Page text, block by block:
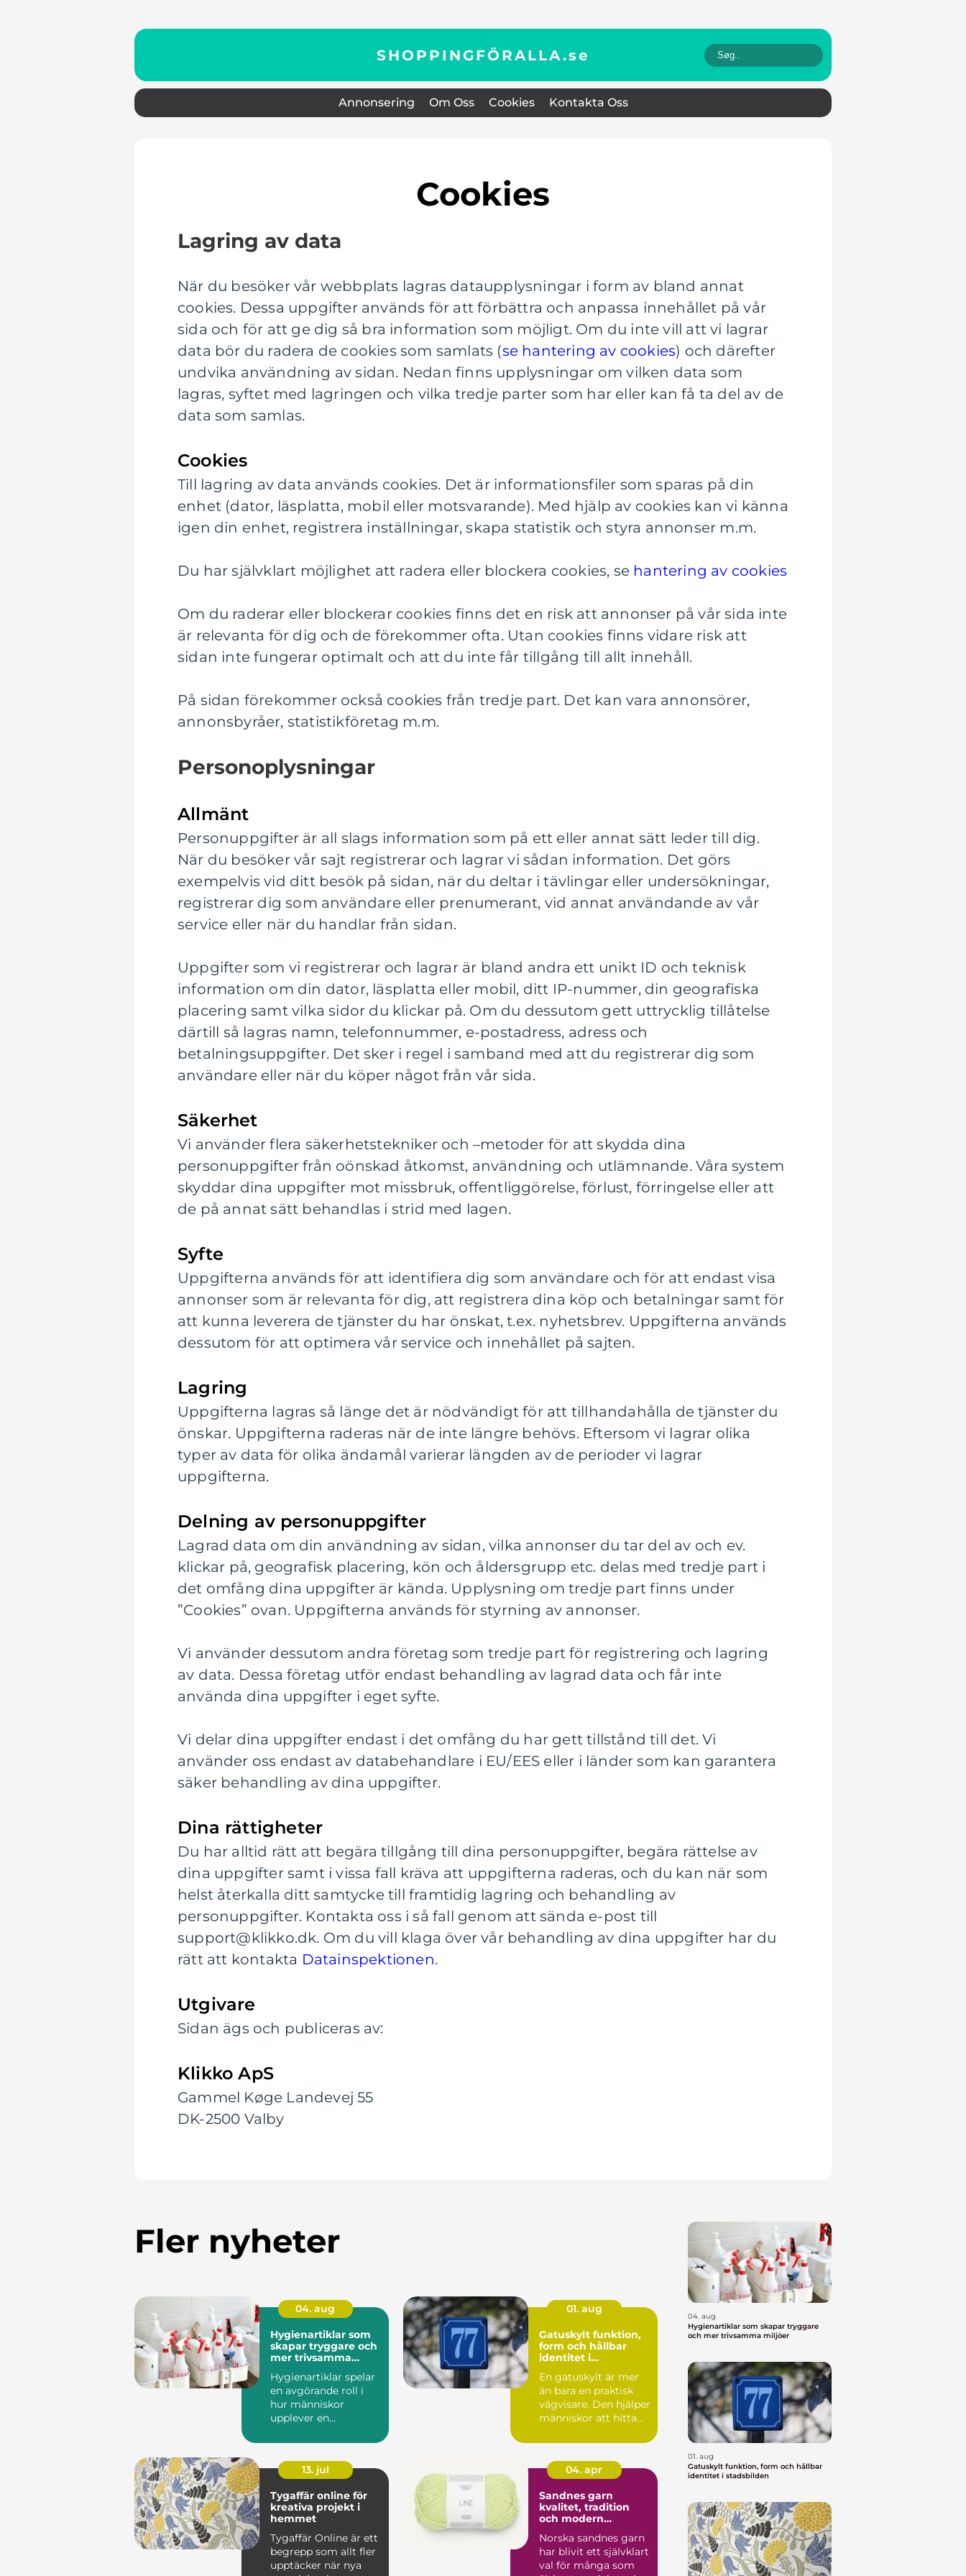
SHOPPINGFÖRALLA.se
Annonsering Om Oss Cookies Kontakta Oss
Cookies
Lagring av data
När du besöker vår webbplats lagras dataupplysningar i form av bland annat
cookies. Dessa uppgifter används för att förbättra och anpassa innehållet på vår
sida och för att ge dig så bra information som möjligt. Om du inte vill att vi lagrar
data bör du radera de cookies som samlats (se hantering av cookies) och därefter
undvika användning av sidan. Nedan finns upplysningar om vilken data som
lagras, syftet med lagringen och vilka tredje parter som har eller kan få ta del av de
data som samlas.
Cookies
Till lagring av data används cookies. Det är informationsfiler som sparas på din
enhet (dator, läsplatta, mobil eller motsvarande). Med hjälp av cookies kan vi känna
igen din enhet, registrera inställningar, skapa statistik och styra annonser m.m.
Du har självklart möjlighet att radera eller blockera cookies, se hantering av cookies
Om du raderar eller blockerar cookies finns det en risk att annonser på vår sida inte
är relevanta för dig och de förekommer ofta. Utan cookies finns vidare risk att
sidan inte fungerar optimalt och att du inte får tillgång till allt innehåll.
På sidan förekommer också cookies från tredje part. Det kan vara annonsörer,
annonsbyråer, statistikföretag m.m.
Personoplysningar
Allmänt
Personuppgifter är all slags information som på ett eller annat sätt leder till dig.
När du besöker vår sajt registrerar och lagrar vi sådan information. Det görs
exempelvis vid ditt besök på sidan, när du deltar i tävlingar eller undersökningar,
registrerar dig som användare eller prenumerant, vid annat användande av vår
service eller när du handlar från sidan.
Uppgifter som vi registrerar och lagrar är bland andra ett unikt ID och teknisk
information om din dator, läsplatta eller mobil, ditt IP-nummer, din geografiska
placering samt vilka sidor du klickar på. Om du dessutom gett uttrycklig tillåtelse
därtill så lagras namn, telefonnummer, e-postadress, adress och
betalningsuppgifter. Det sker i regel i samband med att du registrerar dig som
användare eller när du köper något från vår sida.
Säkerhet
Vi använder flera säkerhetstekniker och –metoder för att skydda dina
personuppgifter från oönskad åtkomst, användning och utlämnande. Våra system
skyddar dina uppgifter mot missbruk, offentliggörelse, förlust, förringelse eller att
de på annat sätt behandlas i strid med lagen.
Syfte
Uppgifterna används för att identifiera dig som användare och för att endast visa
annonser som är relevanta för dig, att registrera dina köp och betalningar samt för
att kunna leverera de tjänster du har önskat, t.ex. nyhetsbrev. Uppgifterna används
dessutom för att optimera vår service och innehållet på sajten.
Lagring
Uppgifterna lagras så länge det är nödvändigt för att tillhandahålla de tjänster du
önskar. Uppgifterna raderas när de inte längre behövs. Eftersom vi lagrar olika
typer av data för olika ändamål varierar längden av de perioder vi lagrar
uppgifterna.
Delning av personuppgifter
Lagrad data om din användning av sidan, vilka annonser du tar del av och ev.
klickar på, geografisk placering, kön och åldersgrupp etc. delas med tredje part i
det omfång dina uppgifter är kända. Upplysning om tredje part finns under
”Cookies” ovan. Uppgifterna används för styrning av annonser.
Vi använder dessutom andra företag som tredje part för registrering och lagring
av data. Dessa företag utför endast behandling av lagrad data och får inte
använda dina uppgifter i eget syfte.
Vi delar dina uppgifter endast i det omfång du har gett tillstånd till det. Vi
använder oss endast av databehandlare i EU/EES eller i länder som kan garantera
säker behandling av dina uppgifter.
Dina rättigheter
Du har alltid rätt att begära tillgång till dina personuppgifter, begära rättelse av
dina uppgifter samt i vissa fall kräva att uppgifterna raderas, och du kan när som
helst återkalla ditt samtycke till framtidig lagring och behandling av
personuppgifter. Kontakta oss i så fall genom att sända e-post till
support@klikko.dk. Om du vill klaga över vår behandling av dina uppgifter har du
rätt att kontakta Datainspektionen.
Utgivare
Sidan ägs och publiceras av:
Klikko ApS
Gammel Køge Landevej 55
DK-2500 Valby
Fler nyheter
04. aug
Hygienartiklar som
skapar tryggare och
mer trivsamma
Hygienartiklar spelar
en avgörande roll i
hur människor
upplever en
01. aug
Gatuskylt funktion,
form och hållbar
identitet i
En gatuskylt är mer
än bara en praktisk
vägvisare. Den hjälper
människor att hitta
13. jul
Tygaffär online för
kreativa projekt i
hemmet
Tygaffär Online är ett
begrepp som allt fler
upptäcker när nya
04. apr
Sandnes garn
kvalitet, tradition
och modern
Norska sandnes garn
har blivit ett självklart
val för många som
04. aug
Hygienartiklar som skapar tryggare
och mer trivsamma miljöer
01. aug
Gatuskylt funktion, form och hållbar
identitet i stadsbilden